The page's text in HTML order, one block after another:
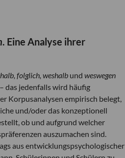
. Eine Analyse ihrer
folglich, weshalb und weswegen
das jedenfalls wird häufig
Korpusanalysen empirisch belegt,
und/oder das konzeptionell
ob und aufgrund welcher
auszumachen sind.
aus entwicklungspsychologischer